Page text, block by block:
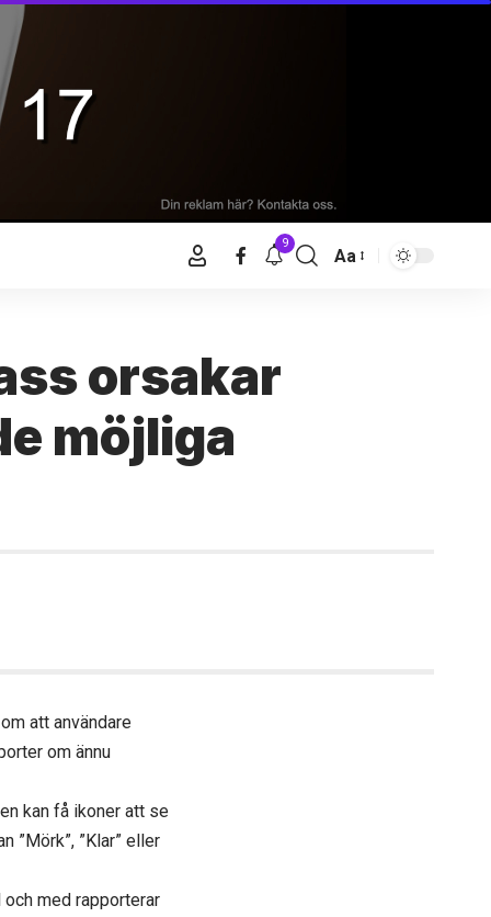
9
Aa
orsakar
möjliga
att användare
om ännu
kan få ikoner att se
”Mörk”, ”Klar” eller
med rapporterar